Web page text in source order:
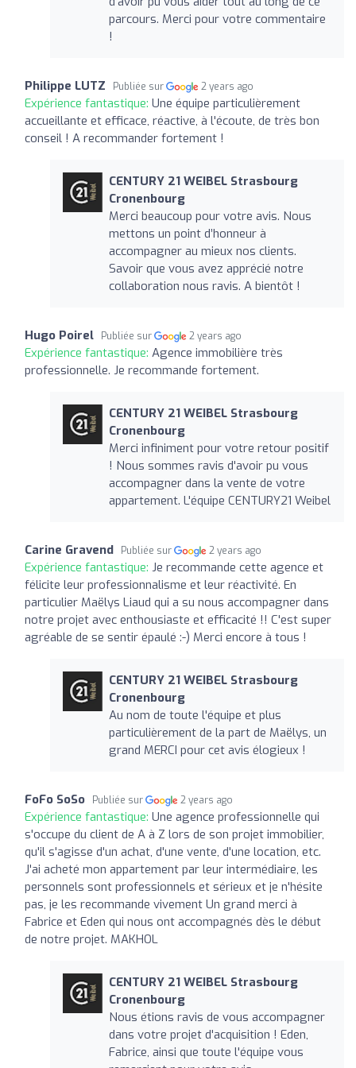
parcours. Merci pour votre commentaire
!
Philippe LUTZ Publiée sur 2 years ago
Expérience fantastique: Une équipe particulièrement
accueillante et efficace, réactive, à l'écoute, de très bon
conseil ! A recommander fortement !
CENTURY 21 WEIBEL Strasbourg
Cronenbourg
Merci beaucoup pour votre avis. Nous
mettons un point d’honneur à
accompagner au mieux nos clients.
Savoir que vous avez apprécié notre
collaboration nous ravis. A bientôt !
Hugo Poirel Publiée sur 2 years ago
Expérience fantastique: Agence immobilière très
professionnelle. Je recommande fortement.
CENTURY 21 WEIBEL Strasbourg
Cronenbourg
Merci infiniment pour votre retour positif
! Nous sommes ravis d'avoir pu vous
accompagner dans la vente de votre
appartement. L'équipe CENTURY21 Weibel
Carine Gravend Publiée sur 2 years ago
Expérience fantastique: Je recommande cette agence et
félicite leur professionnalisme et leur réactivité. En
particulier Maëlys Liaud qui a su nous accompagner dans
notre projet avec enthousiaste et efficacité !! C'est super
agréable de se sentir épaulé :-) Merci encore à tous !
CENTURY 21 WEIBEL Strasbourg
Cronenbourg
Au nom de toute l'équipe et plus
particulièrement de la part de Maëlys, un
grand MERCI pour cet avis élogieux !
FoFo SoSo Publiée sur 2 years ago
Expérience fantastique: Une agence professionnelle qui
s'occupe du client de A à Z lors de son projet immobilier,
qu'il s'agisse d'un achat, d'une vente, d'une location, etc.
J'ai acheté mon appartement par leur intermédiaire, les
personnels sont professionnels et sérieux et je n'hésite
pas, je les recommande vivement Un grand merci à
Fabrice et Eden qui nous ont accompagnés dès le début
de notre projet. MAKHOL
CENTURY 21 WEIBEL Strasbourg
Cronenbourg
Nous étions ravis de vous accompagner
dans votre projet d'acquisition ! Eden,
Fabrice, ainsi que toute l'équipe vous